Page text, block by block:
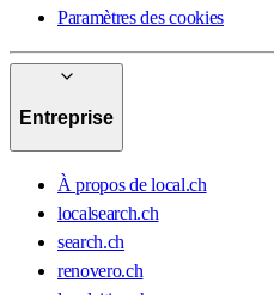
Paramètres des cookies
Entreprise
À propos de local.ch
localsearch.ch
search.ch
renovero.ch